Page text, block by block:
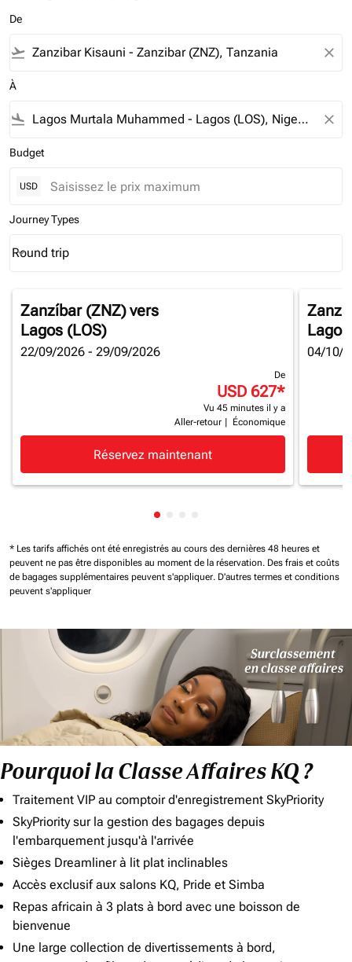
De
flight_takeoff close
À
flight_land close
Budget
USD
Journey Types
Journey Types option Round trip Selected
Round trip
keyboard_arrow_down
Zanzíbar (ZNZ)vers
Lagos (LOS)
22/09/2026 - 29/09/2026
De
USD 627*
Vu 45 minutes il y a
Aller-retour
Économique
Réservez maintenant
04/10/
Affichage de cmp-pagination-
* Les tarifs affichés ont été enregistrés au cours des dernières 48 heures et
peuvent ne pas être disponibles au moment de la réservation. Des frais et coûts
de bagages supplémentaires peuvent s'appliquer. D'autres termes et conditions
peuvent s'appliquer
Pourquoi la Classe Affaires KQ ?
Traitement VIP au comptoir d'enregistrement SkyPriority
SkyPriority sur la gestion des bagages depuis
l'embarquement jusqu'à l'arrivée
Sièges Dreamliner à lit plat inclinables
Accès exclusif aux salons KQ, Pride et Simba
Repas africain à 3 plats à bord avec une boisson de
bienvenue
Une large collection de divertissements à bord,